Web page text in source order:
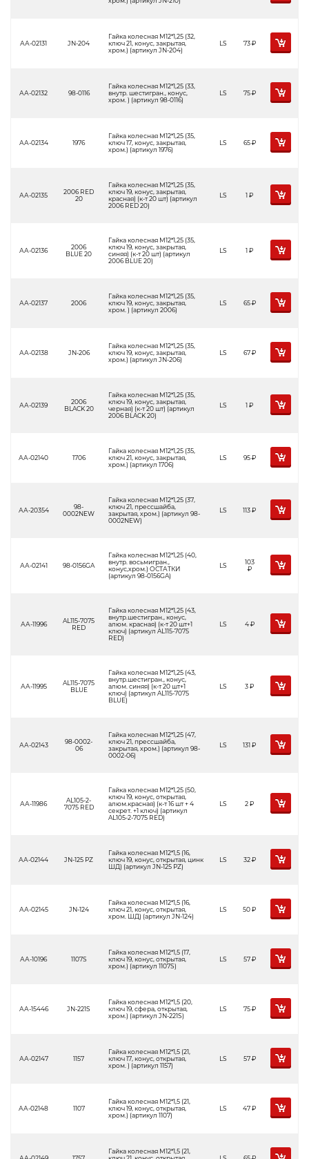
АА-02131 JN-204
Гайка колесная М12*1,25 (32,
ключ 21, конус, закрытая,
хром.) (артикул JN-204)
LS 73Р
АА-02132 98-0116
Гайка колесная М12*1,25 (33,
внутр. шестигран., конус,
хром. ) (артикул 98-0116)
LS 75Р
АА-02134 1976
Гайка колесная М12*1,25 (35,
ключ 17, конус, закрытая,
хром.) (артикул 1976)
LS 65Р
АА-02135
2006 RED
20
Гайка колесная М12*1,25 (35,
ключ 19, конус, закрытая,
красная) (к-т 20 шт) (артикул
2006 RED 20)
LS 1Р
АА-02136
2006
BLUE 20
Гайка колесная М12*1,25 (35,
ключ 19, конус, закрытая,
синяя) (к-т 20 шт) (артикул
2006 BLUE 20)
LS 1Р
АА-02137 2006
Гайка колесная М12*1,25 (35,
ключ 19, конус, закрытая,
хром. ) (артикул 2006)
LS 65Р
АА-02138 JN-206
Гайка колесная М12*1,25 (35,
ключ 19, конус, закрытая,
хром.) (артикул JN-206)
LS 67Р
АА-02139
2006
BLACK 20
Гайка колесная М12*1,25 (35,
ключ 19, конус, закрытая,
черная) (к-т 20 шт) (артикул
2006 BLACK 20)
LS 1Р
АА-02140 1706
Гайка колесная М12*1,25 (35,
ключ 21, конус, закрытая,
хром.) (артикул 1706)
LS 95Р
АА-20354
98-
0002NEW
Гайка колесная М12*1,25 (37,
ключ 21, прессшайба,
закрытая, хром.) (артикул 98-
0002NEW)
LS 113Р
АА-02141 98-0156GA
Гайка колесная М12*1,25 (40,
внутр. восьмигран.,
конус,хром.) ОСТАТКИ
(артикул 98-0156GA)
LS
103
Р
АА-11996
AL115-7075
RED
Гайка колесная М12*1,25 (43,
внутр.шестигран., конус,
алюм. красная) (к-т 20 шт+1
ключ) (артикул AL115-7075
RED)
LS 4Р
АА-11995
AL115-7075
BLUE
Гайка колесная М12*1,25 (43,
внутр.шестигран., конус,
алюм. синяя) (к-т 20 шт+1
ключ) (артикул AL115-7075
BLUE)
LS 3Р
АА-02143
98-0002-
06
Гайка колесная М12*1,25 (47,
ключ 21, прессшайба,
закрытая, хром.) (артикул 98-
0002-06)
LS 131Р
АА-11986
AL105-2-
7075 RED
Гайка колесная М12*1,25 (50,
ключ 19, конус, открытая,
алюм.красная) (к-т 16 шт + 4
секрет. +1 ключ) (артикул
AL105-2-7075 RED)
LS 2Р
АА-02144 JN-125 PZ
Гайка колесная М12*1,5 (16,
ключ 19, конус, открытая, цинк
ШД) (артикул JN-125 PZ)
LS 32Р
АА-02145 JN-124
Гайка колесная М12*1,5 (16,
ключ 21, конус, открытая,
хром. ШД) (артикул JN-124)
LS 50Р
АА-10196 1107S
Гайка колесная М12*1,5 (17,
ключ 19, конус, открытая,
хром.) (артикул 1107S)
LS 57Р
АА-15446 JN-221S
Гайка колесная М12*1,5 (20,
ключ 19, сфера, открытая,
хром.) (артикул JN-221S)
LS 75Р
АА-02147 1157
Гайка колесная М12*1,5 (21,
ключ 17, конус, открытая,
хром. ) (артикул 1157)
LS 57Р
АА-02148 1107
Гайка колесная М12*1,5 (21,
ключ 19, конус, открытая,
хром.) (артикул 1107)
LS 47Р
Гайка колесная М12*1,5 (21,